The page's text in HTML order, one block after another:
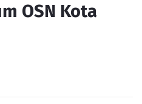
OSN Kota